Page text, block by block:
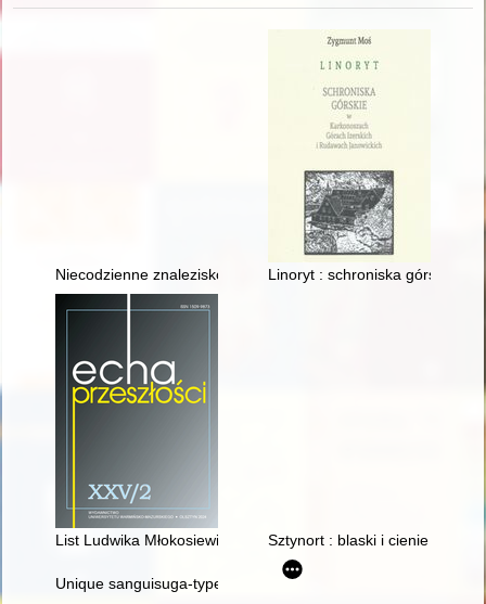
Niecodzienne znalezisko (grobowe?) z Roztocza
Linoryt : schroniska górskie w
List Ludwika Młokosiewicza (1831-1909) do Adolfa Erika
Sztynort : blaski i cienie :
Unique sanguisuga-type brooch from former Prussia-